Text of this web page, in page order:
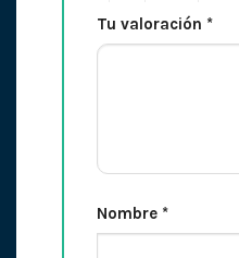
Tu valoración *
Nombre *